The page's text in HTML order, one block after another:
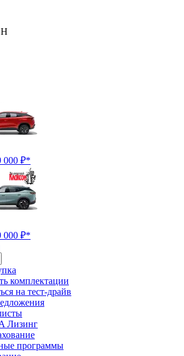
000 ₽*
000 ₽*
комплектации
на тест-драйв
Лизинг
программы